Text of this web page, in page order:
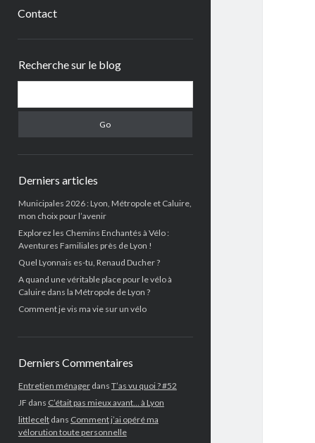
Contact
Recherche sur le blog
Derniers articles
Municipales 2026 : Lyon, Métropole et Caluire,
mon choix pour l’avenir
Explorez les Chemins Enchantés à Vélo :
Aventures Familiales près de Lyon !
Quel Lyonnais es-tu, Renaud Ducher ?
A quand une véritable place pour le vélo à
Caluire dans la Métropole de Lyon ?
Comment je vis ma vie sur un vélo
Derniers Commentaires
Entretien ménagerdans T’as vu quoi ? #52
JF dans C’était pas mieux avant… à Lyon
littleceltdans Comment j’ai opéré ma
vélorution toute personnelle